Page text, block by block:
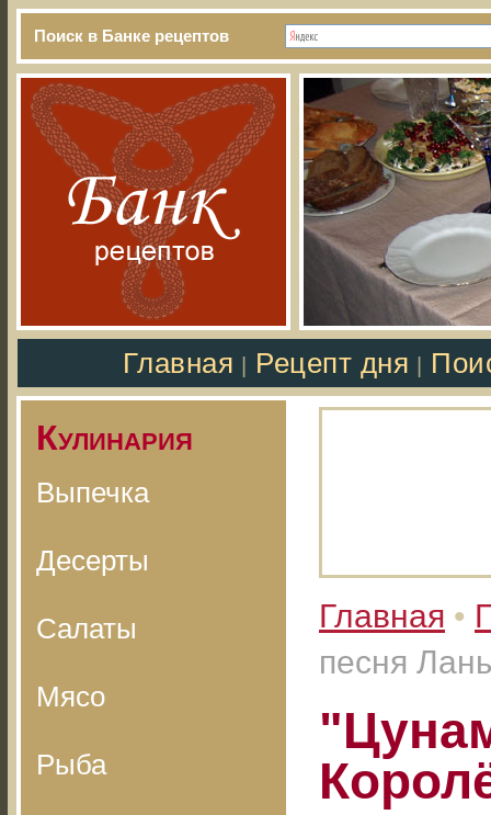
Поиск в Банке рецептов
Главная Рецепт дня
Кулинария
Выпечка
Десерты
Салаты
Мясо
Рыба
Главная •
песня